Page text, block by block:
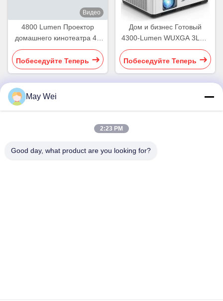
Видео
4800 Lumen Проектор
домашнего кинотеатра 4K
лазерный проектор с HDR
Побеседуйте Теперь
Дом и бизнес Готовый
4300-Lumen WUXGA 3LCD
проектор с системой
Android
Побеседуйте Теперь
611, блок А, инновационный центр Zhihui, улица Сисянь,
May Wei
2:23 PM
Good day, what product are you looking for?